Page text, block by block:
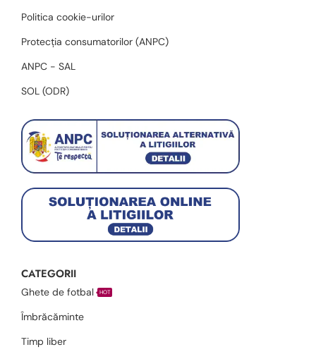
Politica cookie-urilor
Protecția consumatorilor (ANPC)
ANPC - SAL
SOL (ODR)
CATEGORII
Ghete de fotbal HOT
Îmbrăcăminte
Timp liber